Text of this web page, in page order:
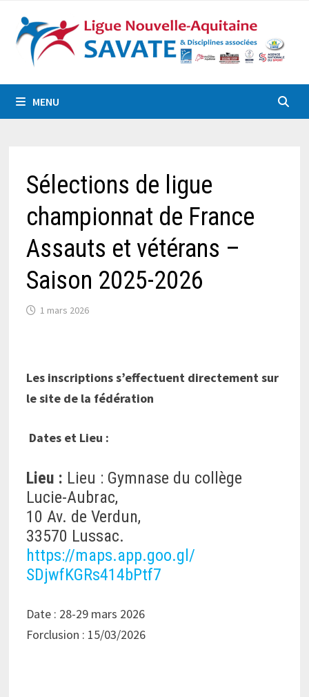
contenu
MENU
Sélections de ligue
championnat de France
Assauts et vétérans –
Saison 2025-2026
1 mars 2026
Les inscriptions s’effectuent directement sur
le site de la fédération
Dates et Lieu :
Lieu : Lieu : Gymnase du collège
Lucie-Aubrac,
10 Av. de Verdun,
33570 Lussac.
https://maps.app.goo.gl/
SDjwfKGRs414bPtf7
Date : 28-29 mars 2026
Forclusion : 15/03/2026